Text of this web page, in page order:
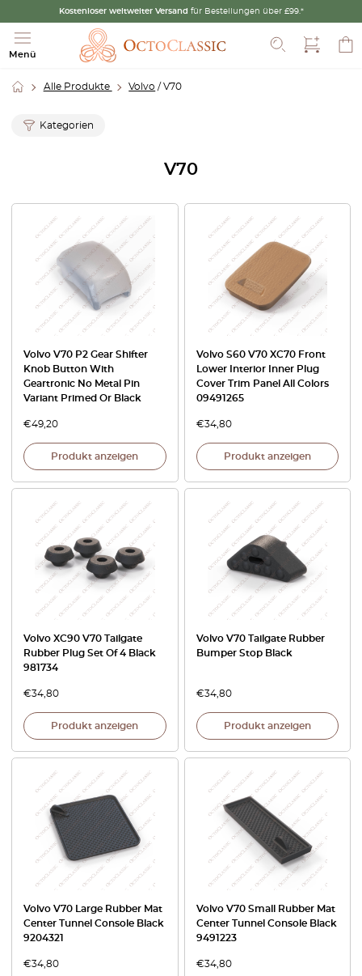
Kostenloser weltweiter Versand für Bestellungen über £99.*
Menü
Suche
Alle Produkte Volvo / V70
Kategorien
V70
Volvo V70 P2 Gear Shifter
Knob Button With
Geartronic No Metal Pin
Variant Primed Or Black
€49,20
Produkt anzeigen
Volvo S60 V70 XC70 Front
Lower Interior Inner Plug
Cover Trim Panel All Colors
09491265
€34,80
Produkt anzeigen
Volvo XC90 V70 Tailgate
Rubber Plug Set Of 4 Black
981734
€34,80
Produkt anzeigen
Volvo V70 Tailgate Rubber
Bumper Stop Black
€34,80
Produkt anzeigen
Volvo V70 Large Rubber Mat
Center Tunnel Console Black
9204321
€34,80
Volvo V70 Small Rubber Mat
Center Tunnel Console Black
9491223
€34,80